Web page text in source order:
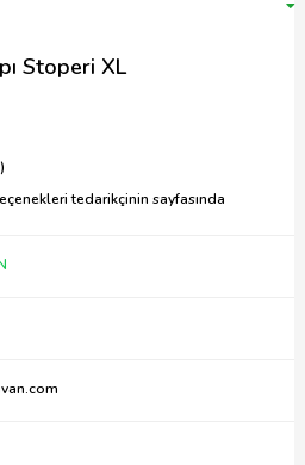
Stoperi XL
tedarikçinin sayfasında